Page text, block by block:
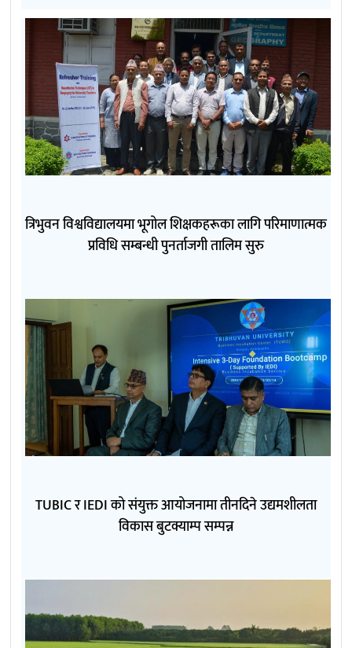
त्रिभुवन विश्वविद्यालयमा भूगोल शिक्षकहरूका लागि परिमाणात्मक
प्रविधि सम्बन्धी पुनर्ताजगी तालिम सुरु
TUBIC र IEDI को संयुक्त आयोजनामा तीनदिने उद्यमशीलता
विकास बुटक्याम्प सम्पन्न